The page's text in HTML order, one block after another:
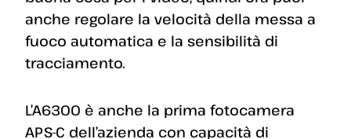
anche regolare la velocità della messa a
fuoco automatica e la sensibilità di
tracciamento.
L’A6300 è anche la prima fotocamera
APS-C dell’azienda con capacità di